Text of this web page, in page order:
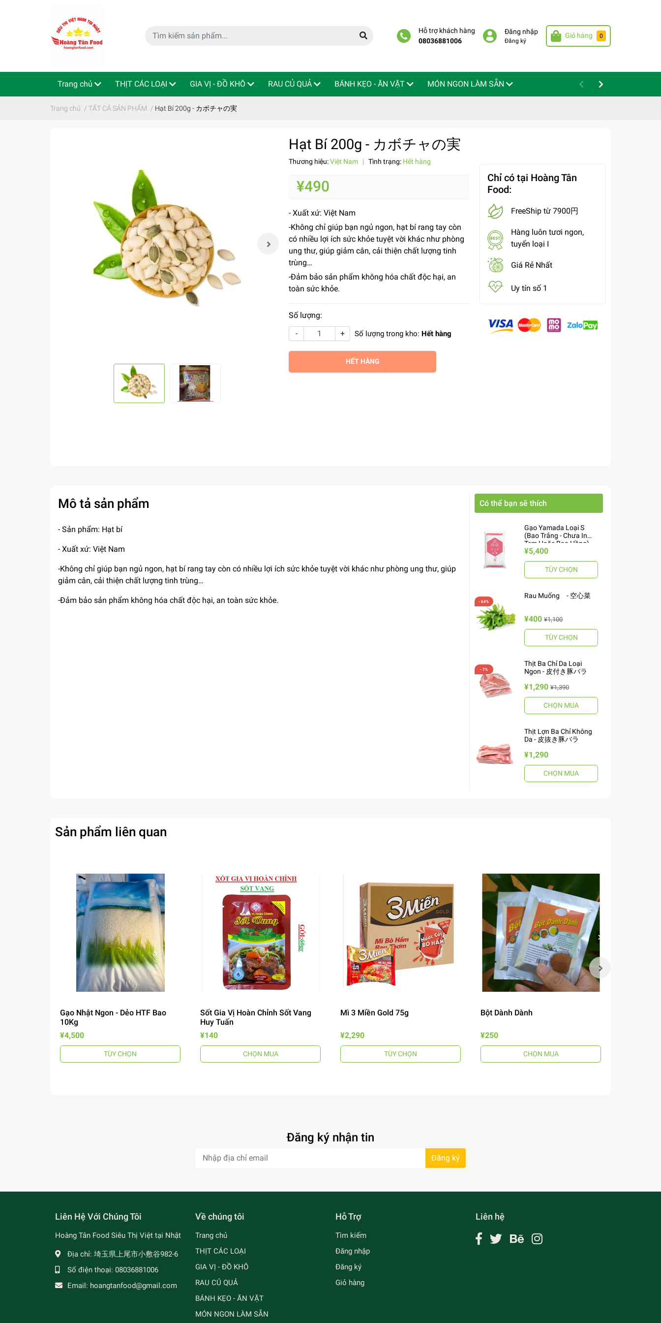
Hỗ trợ khách hàng
08036881006
Đăng nhập
Đăng ký
Giỏ hàng 0
Trang chủ THỊT CÁC LOẠI GIA VỊ - ĐỒ KHÔ RAU CỦ QUẢ BÁNH KẸO - ĂN VẶT MÓN NGON LÀM SẴN
特定商取引法 Indo - ThaiLan
Trang chủ / TẤT CẢ SẢN PHẨM / Hạt Bí 200g - カボチャの実
Hạt Bí 200g - カボチャの実
Thương hiệu:Việt Nam | Tình trạng: Hết hàng
¥490
- Xuất xứ: Việt Nam
-Không chỉ giúp bạn ngủ ngon, hạt bí rang tay còn
có nhiều lợi ích sức khỏe tuyệt vời khác như phòng
ung thư, giúp giảm cân, cải thiện chất lượng tinh
trùng…
-Đảm bảo sản phẩm không hóa chất độc hại, an
toàn sức khỏe.
Số lượng:
-
+ Số lượng trong kho: Hết hàng
HẾT HÀNG
Chỉ có tại Hoàng Tân
Food:
FreeShip từ 7900円
Hàng luôn tươi ngon,
tuyển loại I
Giá Rẻ Nhất
Uy tín số 1
Mô tả sản phẩm
- Sản phẩm: Hạt bí
- Xuất xứ: Việt Nam
-Không chỉ giúp bạn ngủ ngon, hạt bí rang tay còn có nhiều lợi ích sức khỏe tuyệt vời khác như phòng ung thư, giúp
giảm cân, cải thiện chất lượng tinh trùng…
-Đảm bảo sản phẩm không hóa chất độc hại, an toàn sức khỏe.
Có thể bạn sẽ thích
Gạo Yamada Loại S
(Bao Trắng - Chưa In
Tem Hoặc Bao Hồng)
10kg ヤマダお米 S
¥5,400
TÙY CHỌN
Rau Muống - 空心菜
¥400 ¥1,100
TÙY CHỌN
Thịt Ba Chỉ Da Loại
Ngon - 皮付き豚バラ
¥1,290 ¥1,390
CHỌN MUA
Thịt Lợn Ba Chỉ Không
Da - 皮抜き豚バラ
¥1,290
CHỌN MUA
Sản phẩm liên quan
Gạo Nhật Ngon - Dẻo HTF Bao
10Kg
¥4,500
TÙY CHỌN
Sốt Gia Vị Hoàn Chỉnh Sốt Vang
Huy Tuấn
¥140
CHỌN MUA
Mì 3 Miền Gold 75g
¥2,290
TÙY CHỌN
Bột Dành Dành
¥250
CHỌN MUA
Đăng ký nhận tin
Đăng ký
Liên Hệ Với Chúng Tôi
Hoàng Tân Food Siêu Thị Việt tại Nhật
Địa chỉ: 埼玉県上尾市小敷谷982-6
Số điện thoại: 08036881006
Email: hoangtanfood@gmail.com
Về chúng tôi
Trang chủ
THỊT CÁC LOẠI
GIA VỊ - ĐỒ KHÔ
RAU CỦ QUẢ
BÁNH KẸO - ĂN VẶT
MÓN NGON LÀM SẴN
Hỗ Trợ
Tìm kiếm
Đăng nhập
Đăng ký
Giỏ hàng
Liên hệ